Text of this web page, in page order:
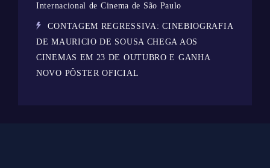
Internacional de Cinema de São Paulo
CONTAGEM REGRESSIVA: CINEBIOGRAFIA
DE MAURICIO DE SOUSA CHEGA AOS
CINEMAS EM 23 DE OUTUBRO E GANHA
NOVO PÔSTER OFICIAL